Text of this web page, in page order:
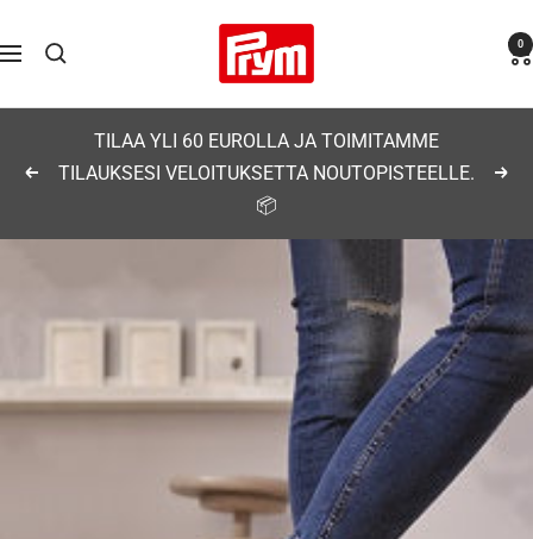
sisältöön
Navigaatio
Prym 0
Edellinen
TILAA YLI 60 EUROLLA JA TOIMITAMME
TILAUKSESI VELOITUKSETTA NOUTOPISTEELLE.
📦